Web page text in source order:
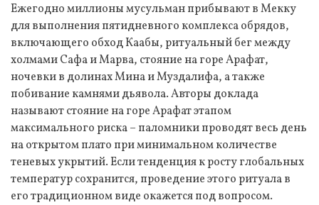
Ежегодно миллионы мусульман прибывают в Мекку
для выполнения пятидневного комплекса обрядов,
включающего обход Каабы, ритуальный бег между
холмами Сафа и Марва, стояние на горе Арафат,
ночевки в долинах Мина и Муздалифа, а также
побивание камнями дьявола. Авторы доклада
называют стояние на горе Арафат этапом
максимального риска – паломники проводят весь день
на открытом плато при минимальном количестве
теневых укрытий. Если тенденция к росту глобальных
температур сохранится, проведение этого ритуала в
его традиционном виде окажется под вопросом.